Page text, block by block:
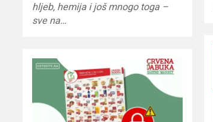
hljeb, hemija i još mnogo toga –
sve na…